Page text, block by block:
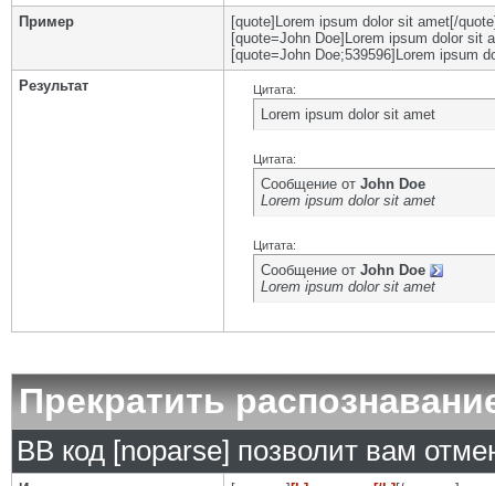
Пример
[quote]Lorem ipsum dolor sit amet[/
[quote=John Doe]Lorem ipsum dolor sit
[quote=John Doe;539596]Lorem ipsum
Результат
Цитата:
Lorem ipsum dolor sit amet
Цитата:
Сообщение от John Doe
Lorem ipsum dolor sit amet
Цитата:
Сообщение от John Doe
Lorem ipsum dolor sit amet
Прекратить
BB код [noparse] позволит вам